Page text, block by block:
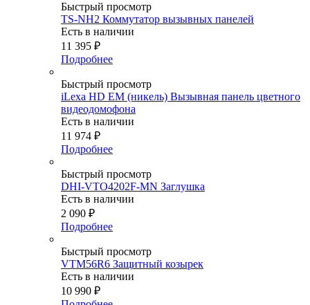
Быстрый просмотр
TS-NH2 Коммутатор вызывных панелей
Есть в наличии
11 395 ₽
Подробнее
Быстрый просмотр
iLexa HD EM (никель) Вызывная панель цветного
видеодомофона
Есть в наличии
11 974 ₽
Подробнее
Быстрый просмотр
DHI-VTO4202F-MN Заглушка
Есть в наличии
2 090 ₽
Подробнее
Быстрый просмотр
VTM56R6 Защитный козырек
Есть в наличии
10 990 ₽